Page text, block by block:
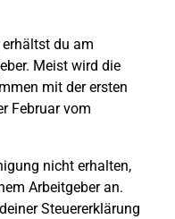
erhältst du am
Meist wird die
mit der ersten
Februar vom
nicht erhalten,
Arbeitgeber an.
Steuererklärung